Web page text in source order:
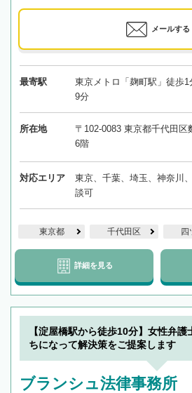
メールする
最寄駅
東京メトロ「麹町駅」徒歩
9分
所在地
〒102-0083 東京都千代田区
6階
対応エリア
東京、千葉、埼玉、神奈川
談可
東京都 千代田区 四
詳細を見る
【淀屋橋駅から徒歩10分】女性弁
ちになって解決策をご提案します
ブランシュ法律事務所